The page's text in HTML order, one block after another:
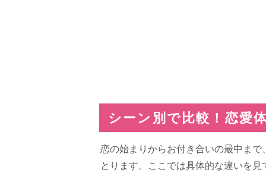
シーン別で比較！恋愛
恋の始まりからお付き合いの最中ま
とります。ここでは具体的な違いを見